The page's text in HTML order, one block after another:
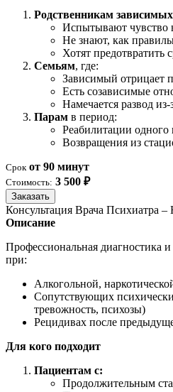
Родственникам зависимых
Испытывают чувство
Не знают, как
Хотят предотвратить
Семьям, где:
Зависимый отрицает
Есть созависимые
Намечается развод
Парам в период:
Реабилитации одного
Возвращения из
Срок от 90 минут
Стоимость: 3 500 ₽
Заказать
Консультация Врача Психиатра –
Описание
Профессиональная диагностика и
при:
Алкогольной,
Сопутствующих
тревожность, психозы)
Рецидивах после
Для кого подходит
Пациентам с:
Продолжительным